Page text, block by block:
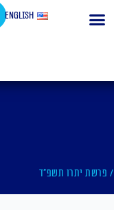
English
/ פרשת יתרו תשפ"ד